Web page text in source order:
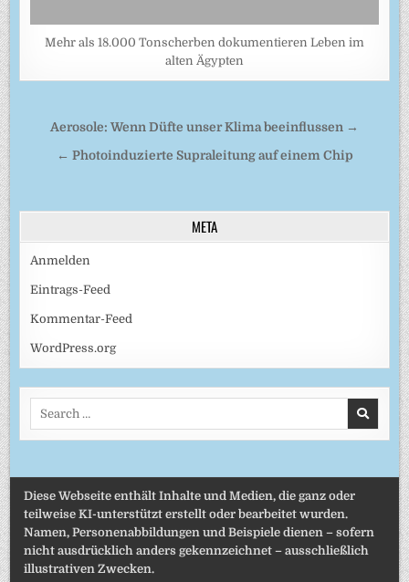
Mehr als 18.000 Tonscherben dokumentieren Leben im
alten Ägypten
Beitragsnavigation
Aerosole: Wenn Düfte unser Klima beeinflussen →
← Photoinduzierte Supraleitung auf einem Chip
META
Anmelden
Eintrags-Feed
Kommentar-Feed
WordPress.org
Search
Diese Webseite enthält Inhalte und Medien, die ganz oder
teilweise KI-unterstützt erstellt oder bearbeitet wurden.
Namen, Personenabbildungen und Beispiele dienen – sofern
nicht ausdrücklich anders gekennzeichnet – ausschließlich
illustrativen Zwecken.